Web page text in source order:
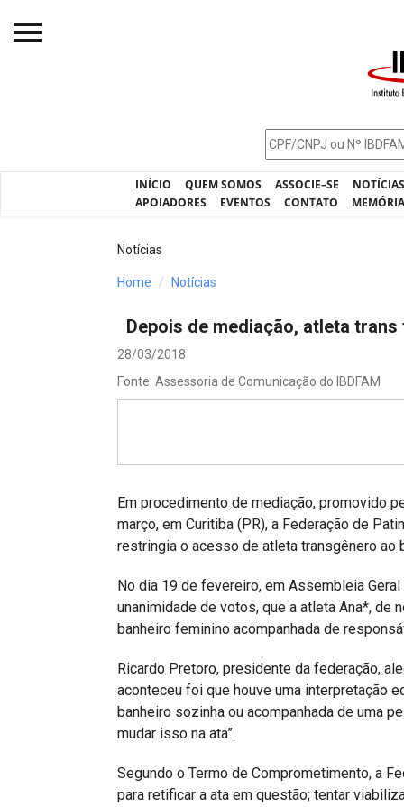
INÍCIO QUEM SOMOS ASSOCIE–SE
APOIADORES
EVENTOS CONTATO
Processos - IBDFAM
Alienação Parental
Encontre um Escritório
IBDFAM Educacional
Notícias
Home Notícias
Depois de mediação, atleta
28/03/2018
Fonte: Assessoria de Comunicação do IBDFAM
Em procedimento de mediação, promovido
março, em Curitiba (PR), a Federação de
restringia o acesso de atleta transgênero ao
No dia 19 de fevereiro, em Assembleia
unanimidade de votos, que a atleta Ana*, de
banheiro feminino acompanhada de
Ricardo Pretoro, presidente da federação,
aconteceu foi que houve uma interpretação
banheiro sozinha ou acompanhada de uma
mudar isso na ata”.
Segundo o Termo de Comprometimento, a
para retificar a ata em questão; tentar